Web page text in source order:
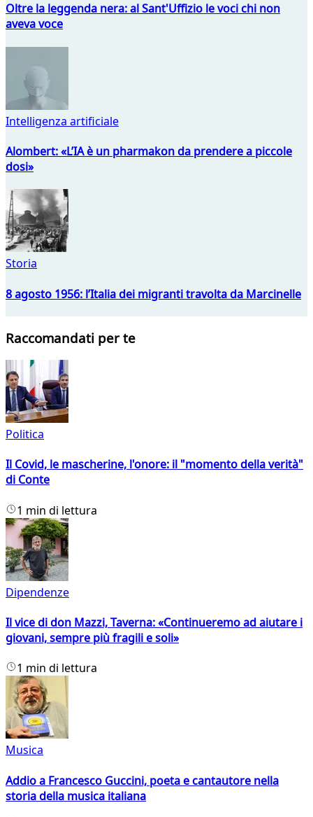
Oltre la leggenda nera: al Sant'Uffizio le voci chi non
aveva voce
Intelligenza artificiale
Alombert: «L’IA è un pharmakon da prendere a piccole
dosi»
Storia
8 agosto 1956: l’Italia dei migranti travolta da Marcinelle
Raccomandati per te
Politica
Il Covid, le mascherine, l'onore: il "momento della verità"
di Conte
1 min di lettura
Dipendenze
Il vice di don Mazzi, Taverna: «Continueremo ad aiutare i
giovani, sempre più fragili e soli»
1 min di lettura
Musica
Addio a Francesco Guccini, poeta e cantautore nella
storia della musica italiana